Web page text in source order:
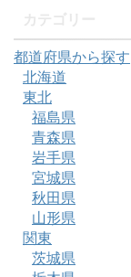
都道府県から探す
北海道
東北
福島県
青森県
岩手県
宮城県
秋田県
山形県
関東
茨城県